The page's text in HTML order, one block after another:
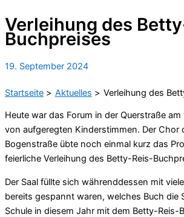
Verleihung des
Buchpreises
19. September 2024
Startseite Aktuelles Verleihung des
Heute war das Forum in der Querstraße
von aufgeregten Kinderstimmen. Der Chor
Bogenstraße übte noch einmal kurz das
feierliche Verleihung des Betty-Reis-
Der Saal füllte sich währenddessen mit
bereits gespannt waren, welches Buch die
Schule in diesem Jahr mit dem Betty-Reis-